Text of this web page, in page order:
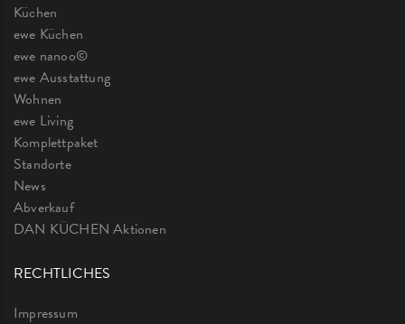
Küchen
ewe Küchen
ewe nanoo©
ewe Ausstattung
Wohnen
ewe Living
Komplettpaket
Standorte
News
Abverkauf
DAN KÜCHEN Aktionen
RECHTLICHES
Impressum